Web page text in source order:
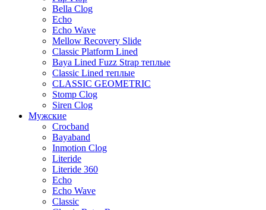
Bella Clog
Echo
Echo Wave
Mellow Recovery Slide
Classic Platform Lined
Baya Lined Fuzz Strap теплые
Classic Lined теплые
CLASSIC GEOMETRIC
Stomp Clog
Siren Clog
Мужские
Crocband
Bayaband
Inmotion Clog
Literide
Literide 360
Echo
Echo Wave
Classic